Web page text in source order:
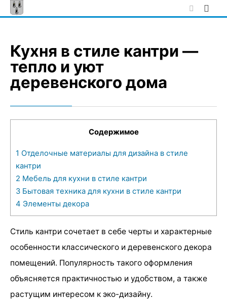
Skip
to
Кухня в стиле кантри —
тепло и уют
деревенского дома
Содержимое
1 Отделочные материалы для дизайна в стиле
кантри
2 Мебель для кухни в стиле кантри
3 Бытовая техника для кухни в стиле кантри
4 Элементы декора
Стиль кантри сочетает в себе черты и характерные
особенности классического и деревенского декора
помещений. Популярность такого оформления
объясняется практичностью и удобством, а также
растущим интересом к эко-дизайну.